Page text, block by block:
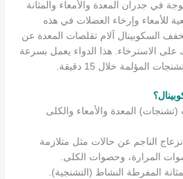
في جدران المعدة والأمعاء والمثانة
للأمعاء وإرخاء العضلات في هذه
السكوبينال آلام تقلصات المعدة عن
الاسترخاء. هذا الدواء يعمل بسرعة
المؤلمة خلال 15 دقيقة.
المعدة والأمعاء والكلى
الناجم عن حالات مثل متلازمة
المرارة، وحصوات الكلى.
المفرطة النشاط (التشنجية).